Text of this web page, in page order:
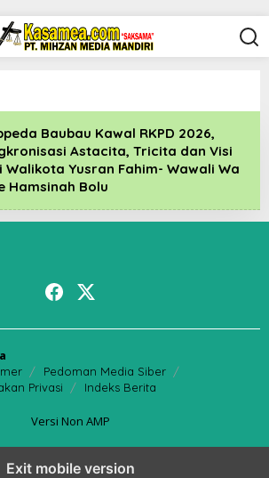
Baubau Kawal RKPD 2026,
Astacita, Tricita dan Visi
Walikota Yusran Fahim- Wawali Wa
Hamsinah Bolu
Pedoman Media Siber
Privasi Indeks Berita
Versi Non AMP
Exit mobile version